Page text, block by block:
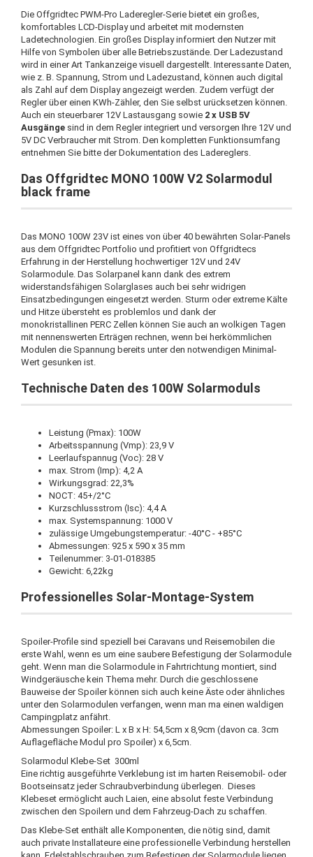
Die Offgridtec PWM-Pro Laderegler-Serie bietet ein großes,
komfortables LCD-Display und arbeitet mit modernsten
Ladetechnologien. Ein großes Display informiert den Nutzer mit
Hilfe von Symbolen über alle Betriebszustände. Der Ladezustand
wird in einer Art Tankanzeige visuell dargestellt. Interessante Daten,
wie z. B. Spannung, Strom und Ladezustand, können auch digital
als Zahl auf dem Display angezeigt werden. Zudem verfügt der
Regler über einen KWh-Zähler, den Sie selbst urücksetzen können.
Auch ein steuerbarer 12V Lastausgang sowie 2 x USB 5V
Ausgänge sind in dem Regler integriert und versorgen Ihre 12V und
5V DC Verbraucher mit Strom. Den kompletten Funktionsumfang
entnehmen Sie bitte der Dokumentation des Ladereglers.
Das Offgridtec MONO 100W V2 Solarmodul
black frame
Das MONO 100W 23V ist eines von über 40 bewährten Solar-Panels
aus dem Offgridtec Portfolio und profitiert von Offgridtecs
Erfahrung in der Herstellung hochwertiger 12V und 24V
Solarmodule. Das Solarpanel kann dank des extrem
widerstandsfähigen Solarglases auch bei sehr widrigen
Einsatzbedingungen eingesetzt werden. Sturm oder extreme Kälte
und Hitze übersteht es problemlos und dank der
monokristallinen PERC Zellen können Sie auch an wolkigen Tagen
mit nennenswerten Erträgen rechnen, wenn bei herkömmlichen
Modulen die Spannung bereits unter den notwendigen Minimal-
Wert gesunken ist.
Technische Daten des 100W Solarmoduls
Leistung (Pmax): 100W
Arbeitsspannung (Vmp): 23,9 V
Leerlaufspannug (Voc): 28 V
max. Strom (Imp): 4,2 A
Wirkungsgrad: 22,3%
NOCT: 45+/2°C
Kurzschlussstrom (Isc): 4,4 A
max. Systemspannung: 1000 V
zulässige Umgebungstemperatur: -40°C - +85°C
Abmessungen: 925 x 590 x 35 mm
Teilenummer: 3-01-018385
Gewicht: 6,22kg
Professionelles Solar-Montage-System
Spoiler-Profile sind speziell bei Caravans und Reisemobilen die
erste Wahl, wenn es um eine saubere Befestigung der Solarmodule
geht. Wenn man die Solarmodule in Fahrtrichtung montiert, sind
Windgeräusche kein Thema mehr. Durch die geschlossene
Bauweise der Spoiler können sich auch keine Äste oder ähnliches
unter den Solarmodulen verfangen, wenn man ma einen waldigen
Campingplatz anfährt.
Abmessungen Spoiler: L x B x H: 54,5cm x 8,9cm (davon ca. 3cm
Auflagefläche Modul pro Spoiler) x 6,5cm.
Solarmodul Klebe-Set 300ml
Eine richtig ausgeführte Verklebung ist im harten Reisemobil- oder
Bootseinsatz jeder Schraubverbindung überlegen. Dieses
Klebeset ermöglicht auch Laien, eine absolut feste Verbindung
zwischen den Spoilern und dem Fahrzeug-Dach zu schaffen.
Das Klebe-Set enthält alle Komponenten, die nötig sind, damit
auch private Installateure eine professionelle Verbindung herstellen